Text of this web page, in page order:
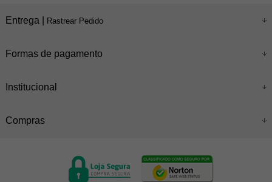
Entrega | Rastrear Pedido
Formas de pagamento
Institucional
Compras